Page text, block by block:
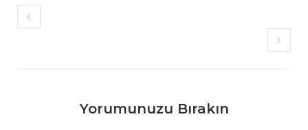
Yorumunuzu Bırakın